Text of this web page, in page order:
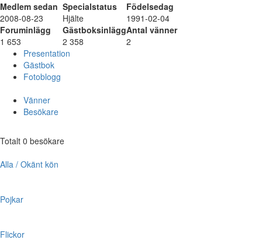
Medlem sedan Specialstatus
Födelsedag
2008-08-23
Hjälte
1991-02-04
Foruminlägg
GästboksinläggAntal vänner
1 653
2 358
2
Presentation
Gästbok
Fotoblogg
Vänner
Besökare
Totalt 0 besökare
Alla / Okänt kön
Pojkar
Flickor